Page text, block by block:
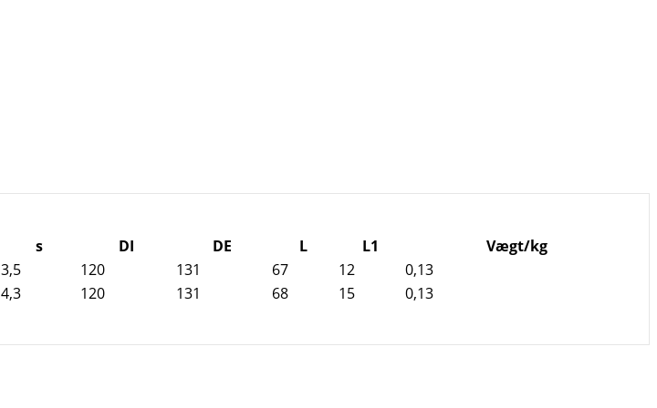
s DI DE L L1
Vægt/kg
3,5 120 131 67 12
0,13
4,3 120 131 68 15
0,13